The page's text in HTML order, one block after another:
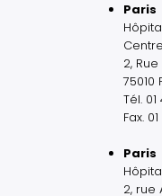
Paris
2,
75010
Tél.
Fax.
Paris
2, rue